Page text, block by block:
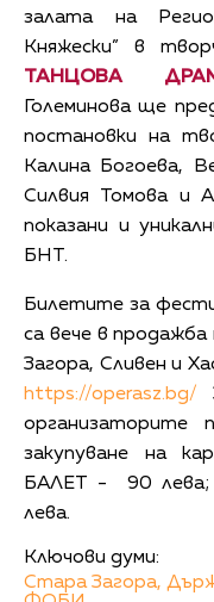
залата на
Княжески” в
ТАНЦОВА
Големинова ще
постановки на
Калина Богоева,
Силвия Томова и
показани и
БНТ.
Билетите за
са вече в
Загора, Сливен и
https://operasz.bg/
организаторите
закупуване на
БАЛЕТ - 90
лева.
Ключови думи:
Стара Загора,